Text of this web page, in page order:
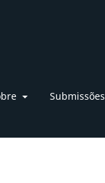
Submissões